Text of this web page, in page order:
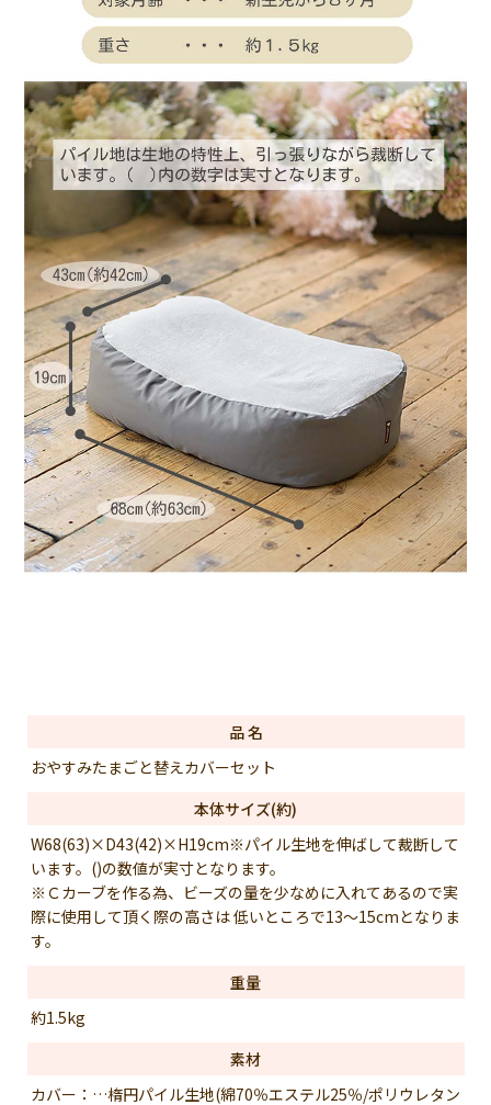
品 名
おやすみたまごと替えカバーセット
本体サイズ(約)
W68(63)×D43(42)×H19cm※パイル生地を伸ばして裁断して
います。()の数値が実寸となります。
※Ｃカーブを作る為、ビーズの量を少なめに入れてあるので実
際に使用して頂く際の高さは 低いところで13〜15cmとなりま
す。
重量
約1.5kg
素材
カバー：…楕円パイル生地(綿70％エステル25％/ポリウレタン